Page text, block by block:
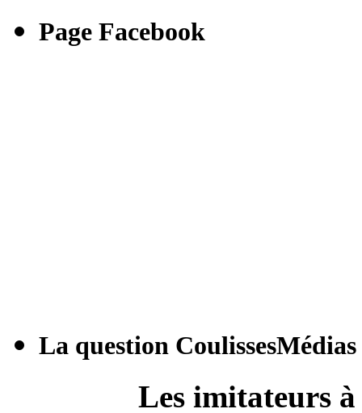
Page Facebook
La question CoulissesMédias
Les imitateurs